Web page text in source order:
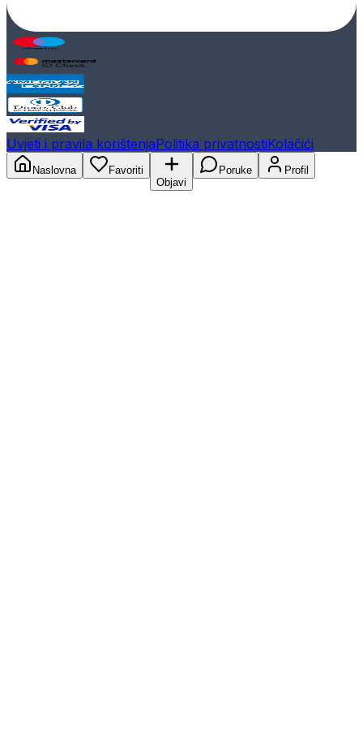
Uvjeti i pravila korištenjaPolitika privatnostiKolačići
Naslovna
Favoriti
Objavi
Poruke Profil